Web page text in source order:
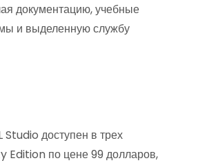
документацию, учебные
и выделенную службу
Studio доступен в трех
Edition по цене 99 долларов,